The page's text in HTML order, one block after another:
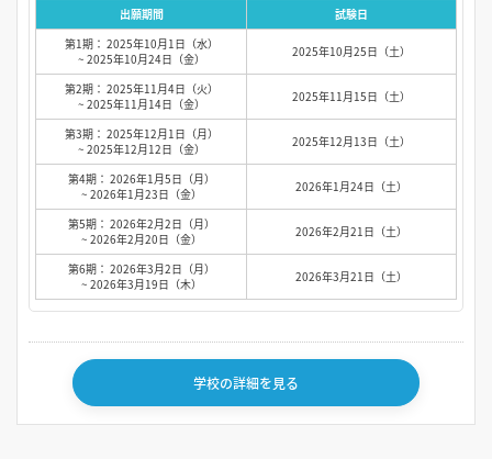
出願期間
試験日
第1期： 2025年10月1日（水）
~ 2025年10月24日（金）
2025年10月25日（土）
第2期： 2025年11月4日（火）
~ 2025年11月14日（金）
2025年11月15日（土）
第3期： 2025年12月1日（月）
~ 2025年12月12日（金）
2025年12月13日（土）
第4期： 2026年1月5日（月）
~ 2026年1月23日（金）
2026年1月24日（土）
第5期： 2026年2月2日（月）
~ 2026年2月20日（金）
2026年2月21日（土）
第6期： 2026年3月2日（月）
~ 2026年3月19日（木）
2026年3月21日（土）
学校の詳細を見る